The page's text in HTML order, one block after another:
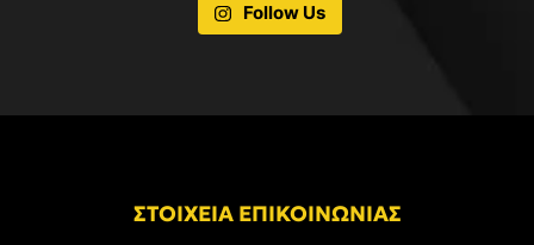
Follow Us
ΣΤΟΙΧΕΙΑ ΕΠΙΚΟΙΝΩΝΙΑΣ